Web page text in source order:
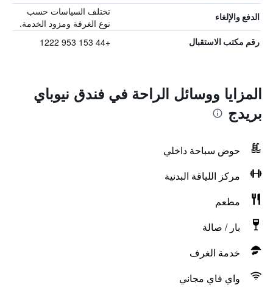
الدفع والإلغاء
تختلف السياسات حسب
نوع الغرفة ومزود الخدمة.
رقم مكتب الاستقبال +44 153 953 1222
المزايا ووسائل الراحة في فندق نيوباي
بريدج
حوض سباحة داخلي
مركز اللياقة البدنية
مطعم
بار / صالة
خدمة الغرف
واي فاي مجاني